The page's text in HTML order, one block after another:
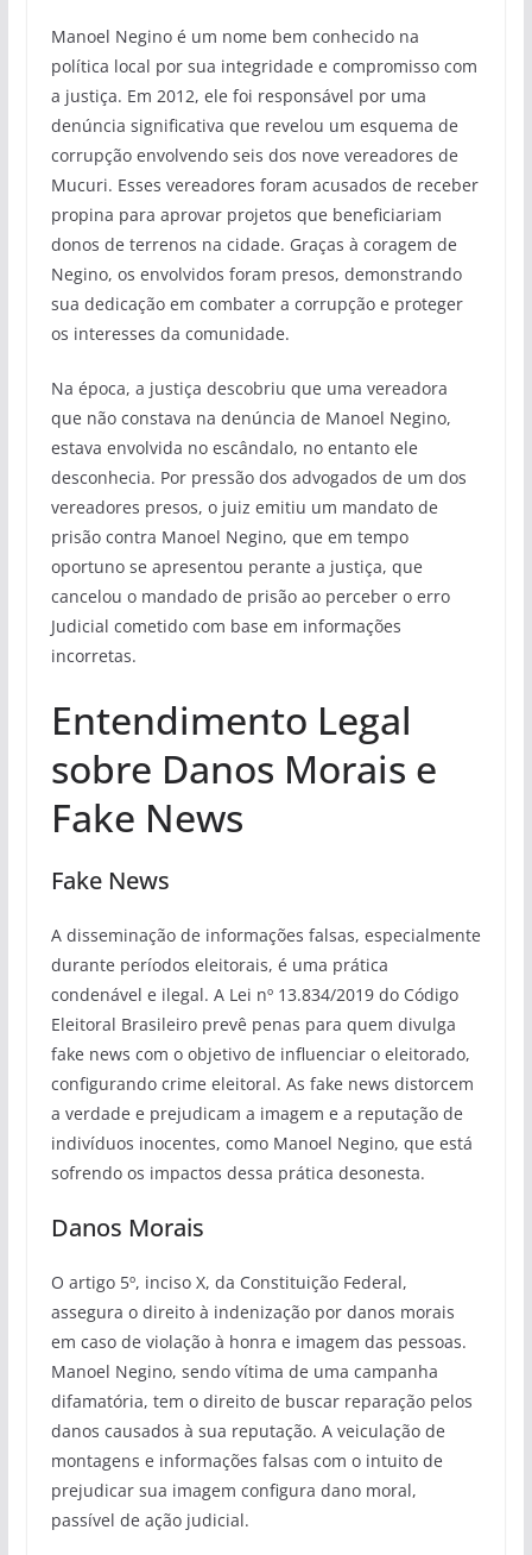
Manoel Negino é um nome bem conhecido na
política local por sua integridade e compromisso com
a justiça. Em 2012, ele foi responsável por uma
denúncia significativa que revelou um esquema de
corrupção envolvendo seis dos nove vereadores de
Mucuri. Esses vereadores foram acusados de receber
propina para aprovar projetos que beneficiariam
donos de terrenos na cidade. Graças à coragem de
Negino, os envolvidos foram presos, demonstrando
sua dedicação em combater a corrupção e proteger
os interesses da comunidade.
Na época, a justiça descobriu que uma vereadora
que não constava na denúncia de Manoel Negino,
estava envolvida no escândalo, no entanto ele
desconhecia. Por pressão dos advogados de um dos
vereadores presos, o juiz emitiu um mandato de
prisão contra Manoel Negino, que em tempo
oportuno se apresentou perante a justiça, que
cancelou o mandado de prisão ao perceber o erro
Judicial cometido com base em informações
incorretas.
Entendimento Legal
sobre Danos Morais e
Fake News
Fake News
A disseminação de informações falsas, especialmente
durante períodos eleitorais, é uma prática
condenável e ilegal. A Lei nº 13.834/2019 do Código
Eleitoral Brasileiro prevê penas para quem divulga
fake news com o objetivo de influenciar o eleitorado,
configurando crime eleitoral. As fake news distorcem
a verdade e prejudicam a imagem e a reputação de
indivíduos inocentes, como Manoel Negino, que está
sofrendo os impactos dessa prática desonesta.
Danos Morais
O artigo 5º, inciso X, da Constituição Federal,
assegura o direito à indenização por danos morais
em caso de violação à honra e imagem das pessoas.
Manoel Negino, sendo vítima de uma campanha
difamatória, tem o direito de buscar reparação pelos
danos causados à sua reputação. A veiculação de
montagens e informações falsas com o intuito de
prejudicar sua imagem configura dano moral,
passível de ação judicial.